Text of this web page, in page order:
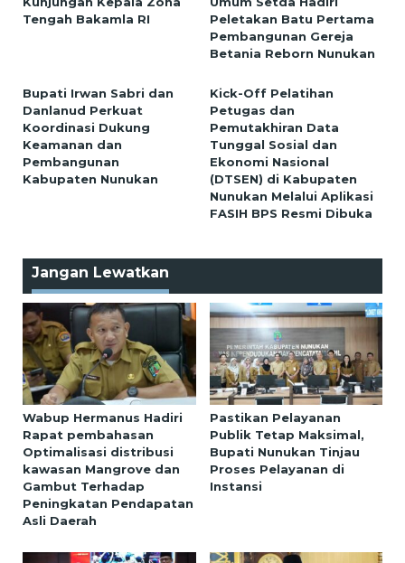
Tengah Bakamla RI
Peletakan Batu Pertama
Pembangunan Gereja
Betania Reborn Nunukan
Bupati Irwan Sabri dan
Danlanud Perkuat
Koordinasi Dukung
Keamanan dan
Pembangunan
Kabupaten Nunukan
Kick-Off Pelatihan
Petugas dan
Pemutakhiran Data
Tunggal Sosial dan
Ekonomi Nasional
(DTSEN) di Kabupaten
Nunukan Melalui Aplikasi
FASIH BPS Resmi Dibuka
Jangan Lewatkan
Wabup Hermanus Hadiri
Rapat pembahasan
Optimalisasi distribusi
kawasan Mangrove dan
Gambut Terhadap
Peningkatan Pendapatan
Asli Daerah
Pastikan Pelayanan
Publik Tetap Maksimal,
Bupati Nunukan Tinjau
Proses Pelayanan di
Instansi